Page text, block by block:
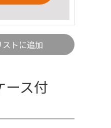
トに追加
ース付